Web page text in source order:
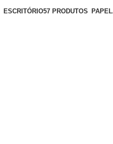
ESCRITÓRIO57 PRODUTOS